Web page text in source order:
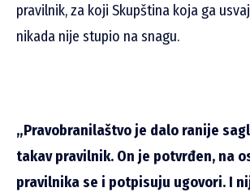
pravilnik, za koji Skupština koja ga
nikada nije stupio na snagu.
„Pravobranilaštvo je dalo ranije
takav pravilnik. On je potvrđen, na
pravilnika se i potpisuju ugovori. I